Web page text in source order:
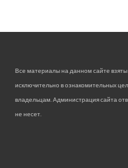
Все материалы на данном сайте взяты
исключительно в ознакомительных
владельцам. Администрация сайта
не несет.